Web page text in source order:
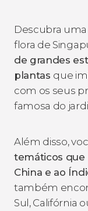
Descubra
flora de
de grandes
plantas que
com os seus
famosa do
Além disso,
temáticos que
China e ao
também
Sul, Califórnia